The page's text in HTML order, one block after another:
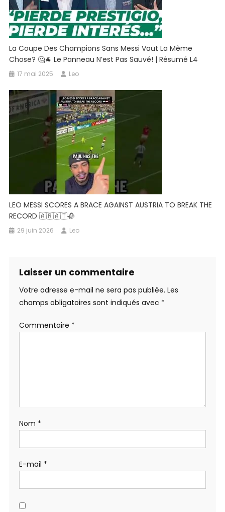
La Coupe Des Champions Sans Messi Vaut La Même
Chose? 🤔🐐 Le Panneau N’est Pas Sauvé! | Résumé L4
17 mai 2025 Leo
LEO MESSI SCORES A BRACE AGAINST AUSTRIA TO BREAK THE
RECORD 🇦🇷🇦🇹🥀
29 juin 2026 Leo
Laisser un commentaire
Votre adresse e-mail ne sera pas publiée. Les
champs obligatoires sont indiqués avec *
Commentaire *
Nom *
E-mail *